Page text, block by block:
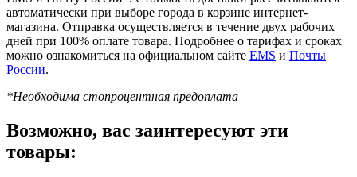
автоматически при выборе города в корзине интернет-
магазина. Отправка осуществляется в течение двух рабочих
дней при 100% оплате товара. Подробнее о тарифах и сроках
можно ознакомиться на официальном сайте EMS и Почты
России.
*Необходима стопроцентная предоплата
Возможно, вас заинтересуют эти
товары: